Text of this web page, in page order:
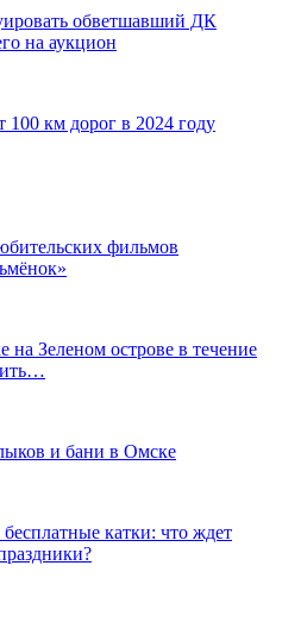
обветшавший ДК
на аукцион
100 км дорог в 2024 году
фильмов
на Зеленом острове в течение
и бани в Омске
катки: что ждет